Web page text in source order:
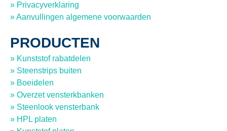
» Privacyverklaring
» Aanvullingen algemene voorwaarden
PRODUCTEN
» Kunststof rabatdelen
» Steenstrips buiten
» Boeidelen
» Overzet vensterkbanken
» Steenlook vensterbank
» HPL platen